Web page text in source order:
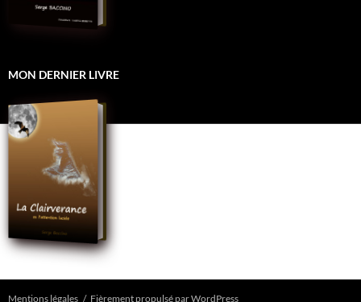
MON DERNIER LIVRE
Mentions légales Fièrement propulsé par WordPress